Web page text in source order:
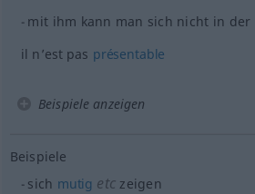
mit ihm kann man sich nicht in der
il n’est pas présentable
Beispiele anzeigen
Beispiele
sich mutig etc zeigen